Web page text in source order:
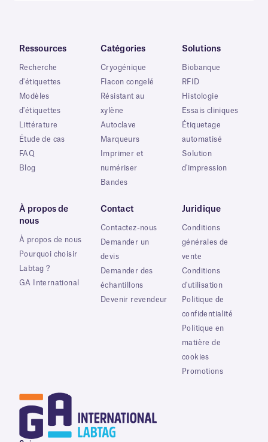
Ressources
Recherche
d'étiquettes
Modèles
d'étiquettes
Littérature
Étude de cas
FAQ
Blog
Catégories
Cryogénique
Flacon congelé
Résistant au
xylène
Autoclave
Marqueurs
Imprimer et
numériser
Bandes
Solutions
Biobanque
RFID
Histologie
Essais cliniques
Étiquetage
automatisé
Solution
d'impression
À propos de
nous
À propos de nous
Pourquoi choisir
Labtag ?
GA International
Contact
Contactez-nous
Demander un
devis
Demander des
échantillons
Devenir revendeur
Juridique
Conditions
générales de
vente
Conditions
d'utilisation
Politique de
confidentialité
Politique en
matière de
cookies
Promotions